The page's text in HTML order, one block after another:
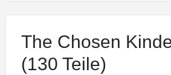
The Chosen
(130 Teile)